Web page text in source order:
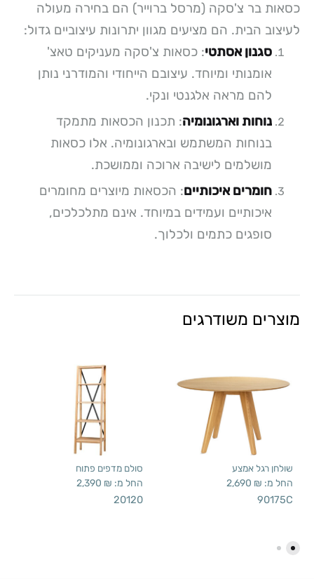
כסאות בר צ'סקה (מרסל ברוייר) הם בחירה מעולה
לעיצוב הבית. הם מציעים מגוון יתרונות עיצוביים גדול:
סגנון אסתטי: כסאות צ'סקה מעניקים טאצ'
אומנותי ומיוחד. עיצובם הייחודי והמודרני נותן
להם מראה אלגנטי ונקי.
נוחות וארגונומיה: תכנון הכסאות מתמקד
בנוחות המשתמש ובארגונומיה. אלו כסאות
מושלמים לישיבה ארוכה וממושכת.
חומרים איכותיים: הכסאות מיוצרים מחומרים
איכותיים ועמידים במיוחד. אינם מתלכלכים,
סופגים כתמים ולכלוך.
מוצרים משודרגים
שולחן רגל אמצע
החל מ: 2,690 ₪
90175C
סולם מדפים פתוח
החל מ: 2,390 ₪
20120